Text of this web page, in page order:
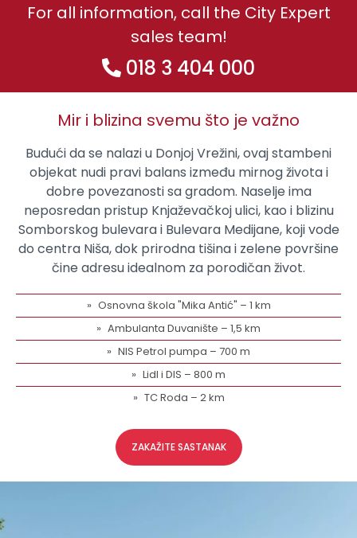
For all information, call the City Expert
sales team!
018 3 404 000
Mir i blizina svemu što je važno
Budući da se nalazi u Donjoj Vrežini, ovaj stambeni
objekat nudi pravi balans između mirnog života i
dobre povezanosti sa gradom. Naselje ima
neposredan pristup Knjaževačkoj ulici, kao i blizinu
Somborskog bulevara i Bulevara Medijane, koji vode
do centra Niša, dok prirodna tišina i zelene površine
čine adresu idealnom za porodičan život.
Osnovna škola "Mika Antić" – 1 km
Ambulanta Duvanište – 1,5 km
NIS Petrol pumpa – 700 m
Lidl i DIS – 800 m
TC Roda – 2 km
ZAKAŽITE SASTANAK